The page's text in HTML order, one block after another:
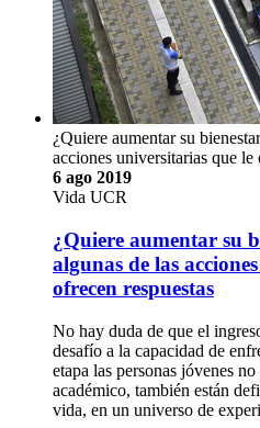
¿Quiere aumentar su
acciones universitarias que
6 ago 2019
Vida UCR
¿Quiere aumentar su
algunas de las
ofrecen respuestas
No hay duda de que el
desafío a la capacidad de
etapa las personas jóvenes
académico, también están
vida, en un universo de